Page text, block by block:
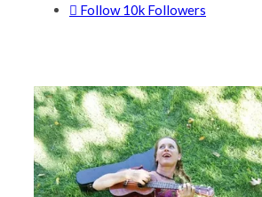
Follow10k Followers